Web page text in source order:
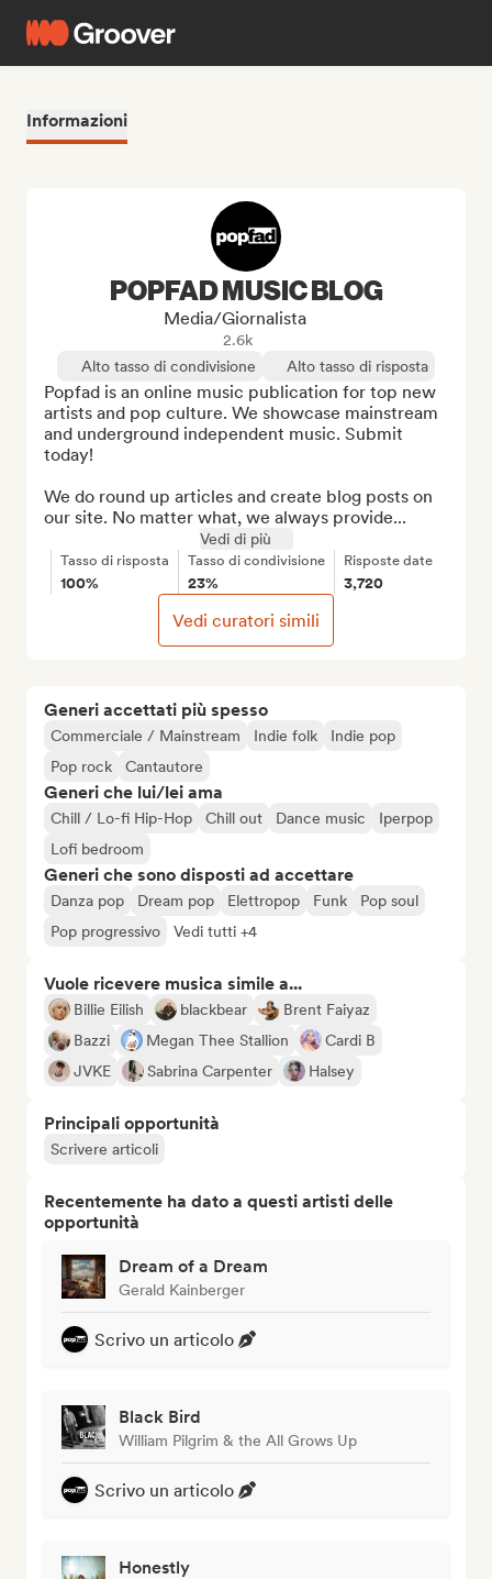
Informazioni
Generi accettati più spesso
Commerciale / Mainstream Indie folk
Indie pop
Pop rock
Cantautore
Generi che lui/lei ama
Chill / Lo-fi Hip-Hop Chill out Dance music
Iperpop
Lofi bedroom
Generi che sono disposti ad accettare
Danza pop Dream pop Elettropop Funk
Pop soul
Pop progressivo
Vedi tutti +4
Vuole ricevere musica simile a...
Billie Eilish blackbear
Brent Faiyaz
Bazzi
Megan Thee Stallion
Cardi B
JVKE
Sabrina Carpenter Halsey
Principali opportunità
Scrivere articoli
Recentemente ha dato a questi artisti delle
opportunità
Dream of a Dream
Gerald Kainberger
Scrivo un articolo
Black Bird
William Pilgrim & the All Grows Up
Scrivo un articolo
Honestly
POPFAD MUSIC BLOG
Media/Giornalista
2.6k
Alto tasso di condivisione
Alto tasso di risposta
Popfad is an online music publication for top new
artists and pop culture. We showcase mainstream
and underground independent music. Submit
today!
We do round up articles and create blog posts on
our site. No matter what, we always provide...
Vedi di più
Tasso di risposta
100%
Tasso di condivisione
23%
Risposte date
3,720
Vedi curatori simili